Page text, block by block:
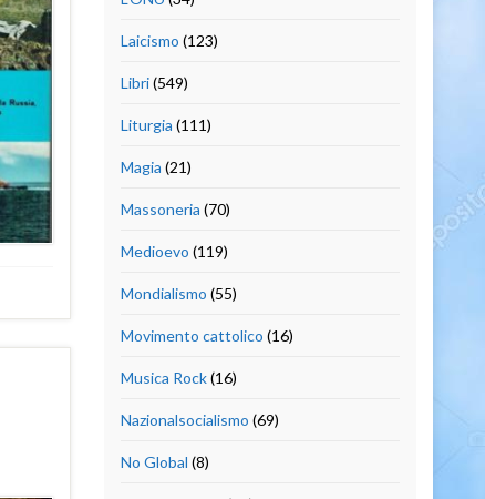
Laicismo (123)
Libri(549)
Liturgia (111)
Magia (21)
Massoneria (70)
Medioevo (119)
Mondialismo (55)
Movimento cattolico (16)
Musica Rock(16)
Nazionalsocialismo (69)
No Global (8)